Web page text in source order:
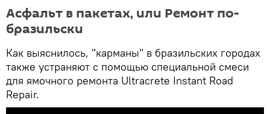
Асфальт в пакетах, или Ремонт по-
бразильски
Как выяснилось, "карманы" в бразильских городах
также устраняют с помощью специальной смеси
для ямочного ремонта Ultracrete Instant Road
Repair.